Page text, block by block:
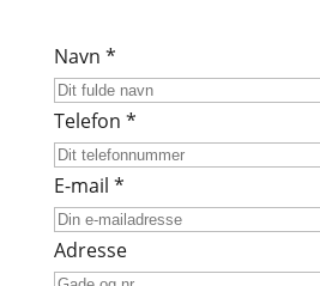
Navn *
Telefon *
E-mail *
Adresse